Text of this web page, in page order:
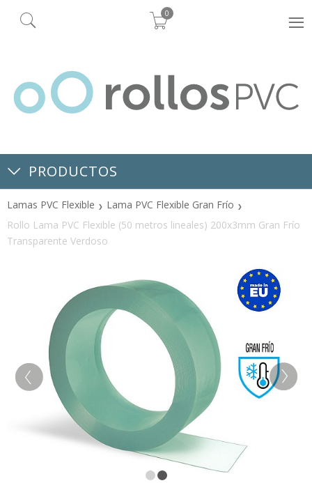
0
PRODUCTOS
Lamas PVC Flexible
Lama PVC Flexible Gran Frío
Rollo Lama PVC Flexible (50 metros lineales) 200x3mm Gran Frío
Transparente Verdoso